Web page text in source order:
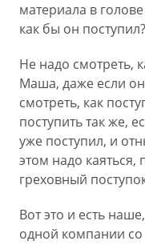
материала в
как бы он поступил?
Не надо смотреть,
Маша, даже если
смотреть, как
поступить так же,
уже поступил, и
этом надо каяться,
греховный
Вот это и есть
одной компании